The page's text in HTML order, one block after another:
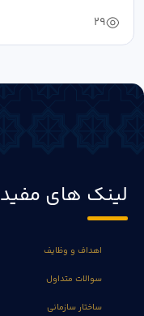
29
لینک های مفید
اهداف و وظایف
سوالات متداول
ساختار سازمانی